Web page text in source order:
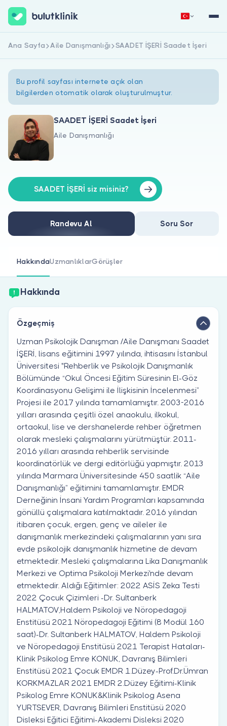
Hakkımızda
Doktorlar için
Doktor musunuz?
Hemen Kaydol Giriş Yap
Ana Sayfa Aile Danışmanlığı SAADET İŞERİ Saadet İşeri
Bu profil sayfası internete açık olan
bilgilerden otomatik olarak oluşturulmuştur.
SAADET İŞERİ Saadet İşeri
Aile Danışmanlığı
SAADET İŞERİ siz misiniz?
Randevu Al Soru Sor
HakkındaUzmanlıklarGörüşler
Hakkında
Özgeçmiş
Uzman Psikolojik Danışman /Aile Danışmanı Saadet
İŞERİ, lisans eğitimini 1997 yılında, ihtisasını İstanbul
Üniversitesi "Rehberlik ve Psikolojik Danışmanlık
Bölümünde “Okul Öncesi Eğitim Süresinin El-Göz
Koordinasyonu Gelişimi ile İlişkisinin İncelenmesi”
Projesi ile 2017 yılında tamamlamıştır. 2003-2016
yılları arasında çeşitli özel anaokulu, ilkokul,
ortaokul, lise ve dershanelerde rehber öğretmen
olarak mesleki çalışmalarını yürütmüştür. 2011-
2016 yılları arasında rehberlik servisinde
koordinatörlük ve dergi editörlüğü yapmıştır. 2013
yılında Marmara Üniversitesinde 450 saatlik “Aile
Danışmanlığı” eğitimini tamamlamıştır. EMDR
Derneğinin İnsani Yardım Programları kapsamında
gönüllü çalışmalara katılmaktadır. 2016 yılından
itibaren çocuk, ergen, genç ve aileler ile
danışmanlık merkezindeki çalışmalarının yanı sıra
evde psikolojik danışmanlık hizmetine de devam
etmektedir. Mesleki çalışmalarına Lika Danışmanlık
Merkezi ve Optima Psikoloji Merkezi'nde devam
etmektedir. Aldığı Eğitimler: 2022 ASİS Zeka Testi
2022 Çocuk Çizimleri -Dr. Sultanberk
HALMATOV,Haldem Psikoloji ve Nöropedagoji
Enstitüsü 2021 Nöropedagoji Eğitimi (8 Modül 160
saat)-Dr. Sultanberk HALMATOV, Haldem Psikoloji
ve Nöropedagoji Enstitüsü 2021 Terapist Hataları-
Klinik Psikolog Emre KONUK, Davranış Bilimleri
Enstitüsü 2021 Çocuk EMDR 1.Düzey-Prof.Dr.Ümran
KORKMAZLAR 2021 EMDR 2.Düzey Eğitimi-Klinik
Psikolog Emre KONUK&Klinik Psikolog Asena
YURTSEVER, Davranış Bilimleri Enstitüsü 2020
Disleksi Eğitici Eğitimi-Akademi Disleksi 2020